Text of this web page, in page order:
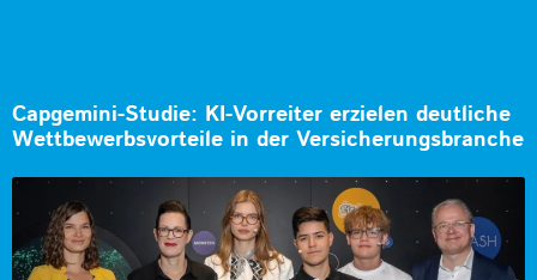
Capgemini-Studie: KI-Vorreiter erzielen deutliche
Wettbewerbsvorteile in der Versicherungsbranche